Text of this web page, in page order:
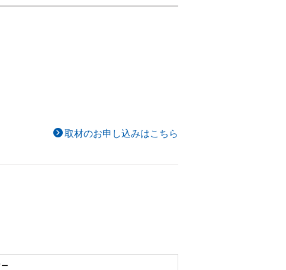
取材のお申し込みはこちら